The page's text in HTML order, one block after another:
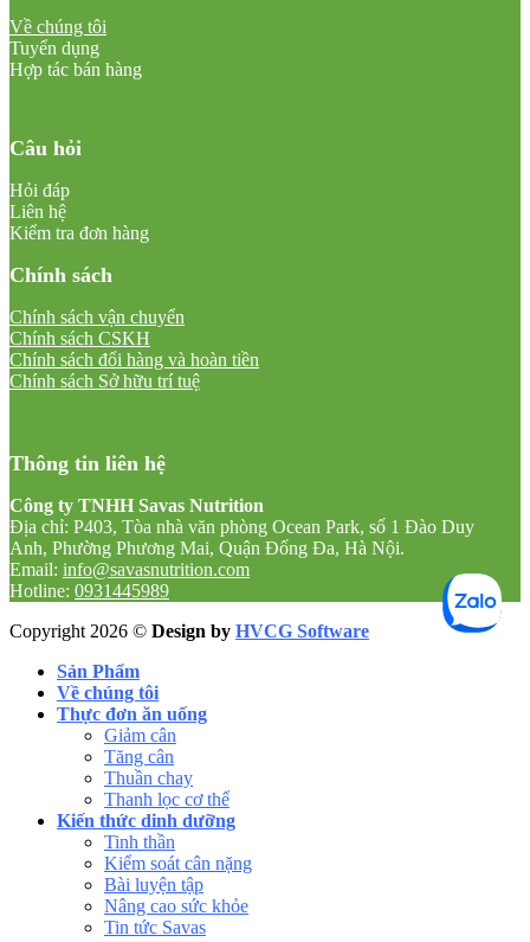
Về chúng tôi
Tuyển dụng
Hợp tác bán hàng
Câu hỏi
Hỏi đáp
Liên hệ
Kiểm tra đơn hàng
Chính sách
Chính sách vận chuyển
Chính sách CSKH
Chính sách đổi hàng và hoàn tiền
Chính sách Sở hữu trí tuệ
Thông tin liên hệ
Công ty TNHH Savas Nutrition
Địa chỉ: P403, Tòa nhà văn phòng Ocean Park, số 1 Đào Duy
Anh, Phường Phương Mai, Quận Đống Đa, Hà Nội.
Email: info@savasnutrition.com
Hotline: 0931445989
Copyright 2026 © Design by HVCG Software
Sản Phẩm
Về chúng tôi
Thực đơn ăn uống
Giảm cân
Tăng cân
Thuần chay
Thanh lọc cơ thể
Kiến thức dinh dưỡng
Tinh thần
Kiểm soát cân nặng
Bài luyện tập
Nâng cao sức khỏe
Tin tức Savas